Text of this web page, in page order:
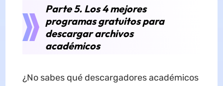
Parte 5. Los 4 mejores
programas gratuitos para
descargar archivos
académicos
¿No sabes qué descargadores académicos